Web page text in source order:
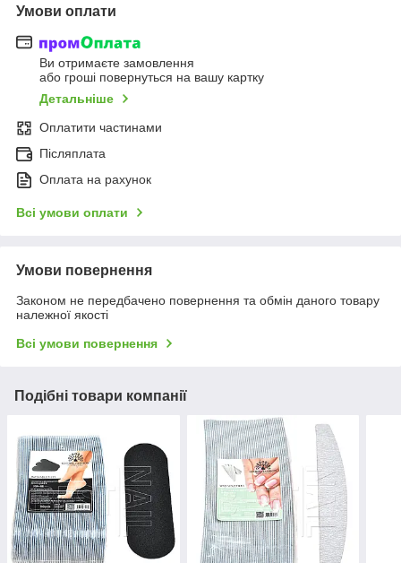
Умови оплати
Ви отримаєте замовлення
або гроші повернуться на вашу картку
Детальніше
Оплатити частинами
Післяплата
Оплата на рахунок
Всі умови оплати
Умови повернення
Законом не передбачено повернення та обмін даного товару
належної якості
Всі умови повернення
Подібні товари компанії